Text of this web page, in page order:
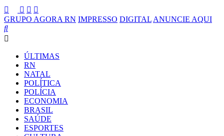
GRUPO AGORA RN IMPRESSO DIGITAL ANUNCIE AQUI
ÚLTIMAS
RN
NATAL
POLÍTICA
POLÍCIA
ECONOMIA
BRASIL
SAÚDE
ESPORTES